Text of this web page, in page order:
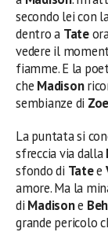
secondo lei con
dentro a Tate
vedere il
fiamme. E la
che Madison
sembianze di Zoe
La puntata si
sfreccia via dalla
sfondo di Tatee
amore. Ma la
di Madisone
grande pericolo